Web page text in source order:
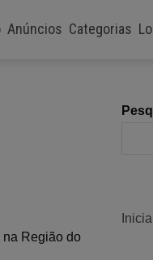
Anúncios Categorias
na Região do